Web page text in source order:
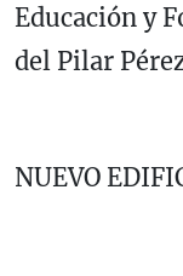
Educación y
del Pilar
NUEVO